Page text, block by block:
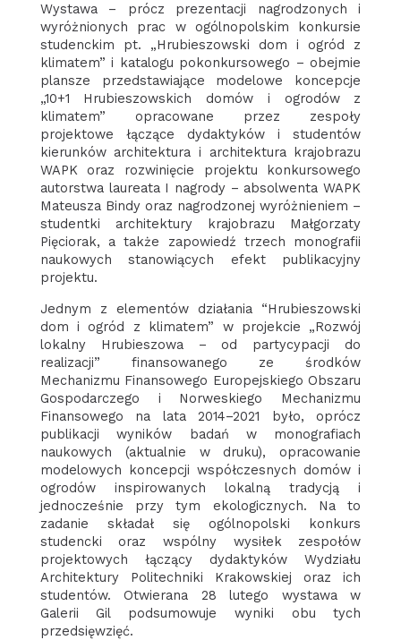
Wystawa – prócz prezentacji nagrodzonych i
wyróżnionych prac w ogólnopolskim konkursie
studenckim pt. „Hrubieszowski dom i ogród z
klimatem” i katalogu pokonkursowego – obejmie
plansze przedstawiające modelowe koncepcje
„10+1 Hrubieszowskich domów i ogrodów z
klimatem” opracowane przez zespoły
projektowe łączące dydaktyków i studentów
kierunków architektura i architektura krajobrazu
WAPK oraz rozwinięcie projektu konkursowego
autorstwa laureata I nagrody – absolwenta WAPK
Mateusza Bindy oraz nagrodzonej wyróżnieniem –
studentki architektury krajobrazu Małgorzaty
Pięciorak, a także zapowiedź trzech monografii
naukowych stanowiących efekt publikacyjny
projektu.
Jednym z elementów działania “Hrubieszowski
dom i ogród z klimatem” w projekcie „Rozwój
lokalny Hrubieszowa – od partycypacji do
realizacji” finansowanego ze środków
Mechanizmu Finansowego Europejskiego Obszaru
Gospodarczego i Norweskiego Mechanizmu
Finansowego na lata 2014–2021 było, oprócz
publikacji wyników badań w monografiach
naukowych (aktualnie w druku), opracowanie
modelowych koncepcji współczesnych domów i
ogrodów inspirowanych lokalną tradycją i
jednocześnie przy tym ekologicznych. Na to
zadanie składał się ogólnopolski konkurs
studencki oraz wspólny wysiłek zespołów
projektowych łączący dydaktyków Wydziału
Architektury Politechniki Krakowskiej oraz ich
studentów. Otwierana 28 lutego wystawa w
Galerii Gil podsumowuje wyniki obu tych
przedsięwzięć.